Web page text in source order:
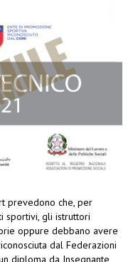
prevedono che, per
sportivi, gli istruttori
oppure debbano avere
dal Federazioni
diploma da Insegnante